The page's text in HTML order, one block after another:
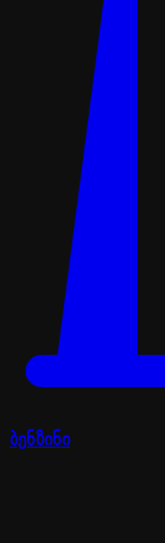
ბენზინი